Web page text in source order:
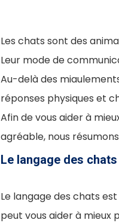
Les chats sont des
Leur mode de
Au-delà des
réponses physiques et
Afin de vous aider à
agréable, nous
Le langage des
Le langage des chats
peut vous aider à